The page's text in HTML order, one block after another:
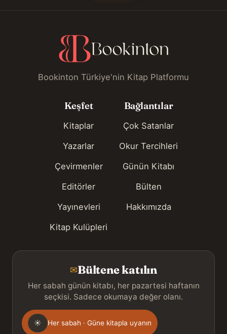
Bookinton Türkiye'nin Kitap Platformu
Keşfet
Kitaplar
Yazarlar
Çevirmenler
Editörler
Yayınevleri
Kitap Kulüpleri
Bağlantılar
Çok Satanlar
Okur Tercihleri
Günün Kitabı
Bülten
Hakkımızda
✉Bültene katılın
Her sabah günün kitabı, her pazartesi haftanın
seçkisi. Sadece okumaya değer olanı.
Gönderim
☀ Her sabah · Güne kitapla uyanın